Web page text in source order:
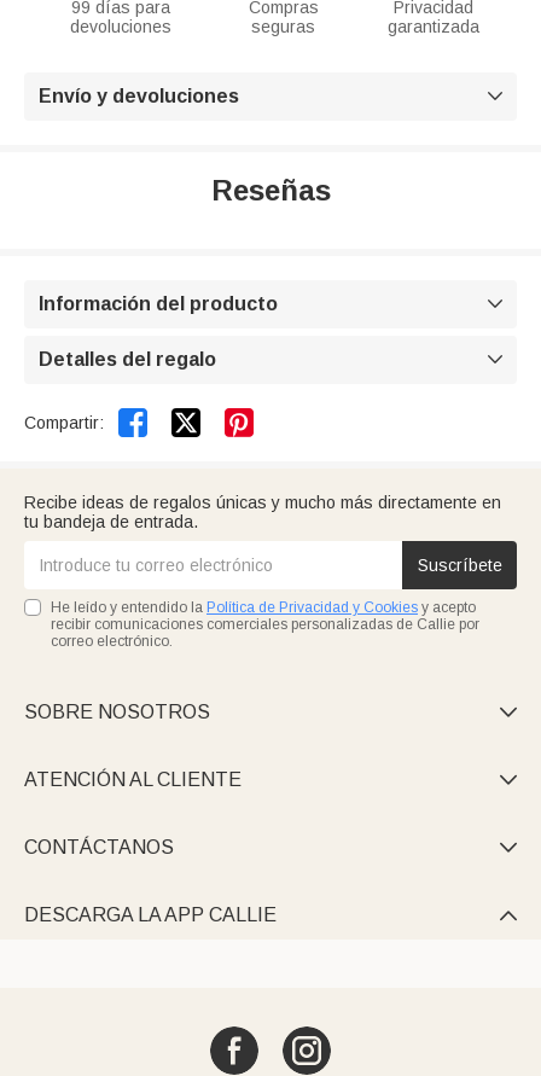
99 días para
devoluciones
Compras
seguras
Privacidad
garantizada
Envío y devoluciones 
Reseñas
Información del producto 
Detalles del regalo 
Compartir:  
Recibe ideas de regalos únicas y mucho más directamente en
tu bandeja de entrada.
Suscríbete
He leído y entendido la Política de Privacidad y Cookies y acepto
recibir comunicaciones comerciales personalizadas de Callie por
correo electrónico.
SOBRE NOSOTROS 
ATENCIÓN AL CLIENTE 
CONTÁCTANOS 
DESCARGA LA APP CALLIE 